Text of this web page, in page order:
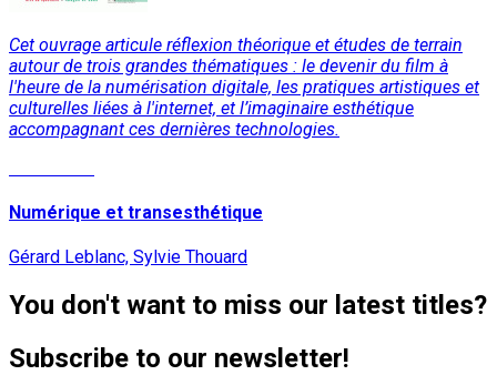
Cet ouvrage articule réflexion théorique et études de terrain
autour de trois grandes thématiques : le devenir du film à
l'heure de la numérisation digitale, les pratiques artistiques et
culturelles liées à l'internet, et l’imaginaire esthétique
accompagnant ces dernières technologies.
Numérique et transesthétique
Gérard Leblanc, Sylvie Thouard
You don't want to miss our latest titles?
Subscribe to our newsletter!